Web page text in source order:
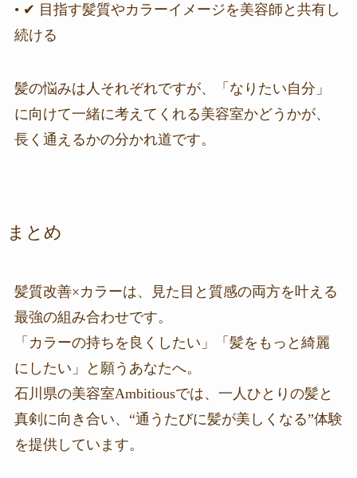
• ✔ 目指す髪質やカラーイメージを美容師と共有し
続ける
髪の悩みは人それぞれですが、「なりたい自分」
に向けて一緒に考えてくれる美容室かどうかが、
長く通えるかの分かれ道です。
まとめ
髪質改善×カラーは、見た目と質感の両方を叶える
最強の組み合わせです。
「カラーの持ちを良くしたい」「髪をもっと綺麗
にしたい」と願うあなたへ。
石川県の美容室Ambitiousでは、一人ひとりの髪と
真剣に向き合い、“通うたびに髪が美しくなる”体験
を提供しています。